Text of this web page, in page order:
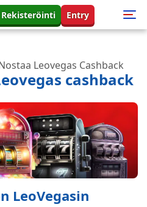
Rekisteröinti Entry
Leovegas Cashback
cashback
LeoVegasin